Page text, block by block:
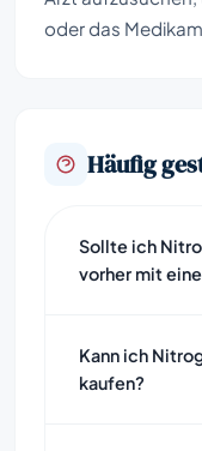
oder das
Häufig
Sollte ich
vorher mit
Kann ich
kaufen?